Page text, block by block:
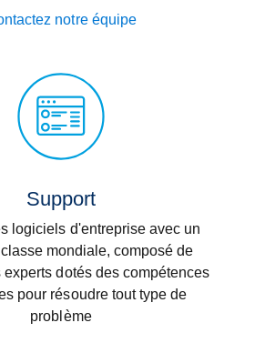
notre équipe
Support
logiciels d'entreprise avec un
mondiale, composé de
dotés des compétences
pour résoudre tout type de
problème